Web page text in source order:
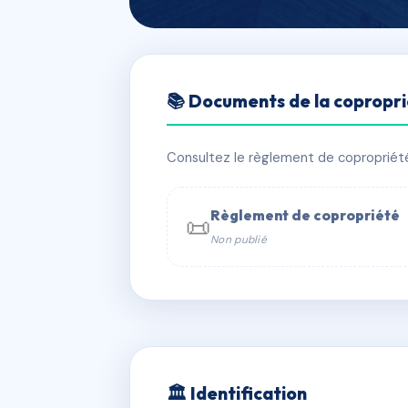
PORTEFAIX III
📍 24 r portefaix 63100 CLERMONT
📞 Contacter Syndic Digital
📚 Documents de la
Consultez le règlement de
📜Règlement de copropriété
Non publié
🏛 Identification